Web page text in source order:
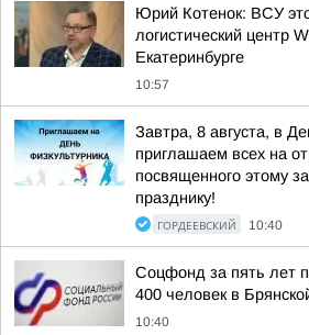
Юрий Котенок: ВСУ
логистический центр
Екатеринбурге
10:57
Завтра, 8 августа, в
приглашаем всех на
посвященного этому
празднику!
ГОРДЕЕВСКИЙ 10:40
Соцфонд за пять лет
400 человек в
10:40